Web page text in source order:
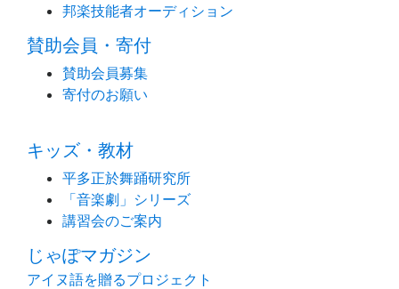
邦楽技能者オーディション
賛助会員・寄付
賛助会員募集
寄付のお願い
キッズ・教材
平多正於舞踊研究所
「音楽劇」シリーズ
講習会のご案内
じゃぽマガジン
アイヌ語を贈るプロジェクト